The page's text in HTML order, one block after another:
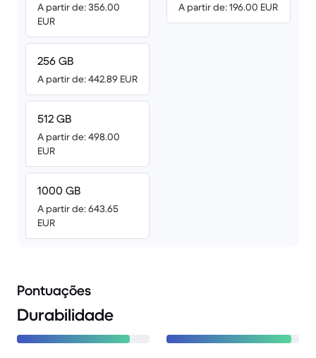
A partir de: 356.00
EUR
256 GB
A partir de: 442.89 EUR
512 GB
A partir de: 498.00
EUR
1000 GB
A partir de: 643.65
EUR
A partir de: 196.00 EUR
Pontuações
Durabilidade